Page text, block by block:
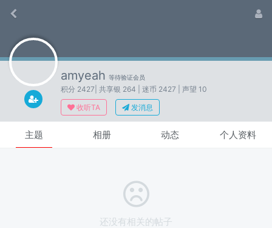
amyeah 等待验证会员
积分 2427 | 共享银 264 | 迷币 2427
| 声望 10
收听TA
发消息
主题 相册 动态 个人资料
还没有相关的帖子